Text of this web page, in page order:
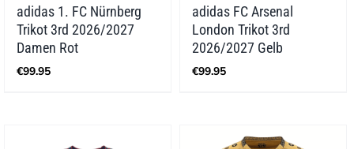
adidas 1. FC Nürnberg
Trikot 3rd 2026/2027
Damen Rot
€99.95
adidas FC Arsenal
London Trikot 3rd
2026/2027 Gelb
€99.95